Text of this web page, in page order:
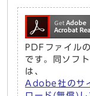
PDFファイル
です。同ソフ
は、
Adobe社のサ